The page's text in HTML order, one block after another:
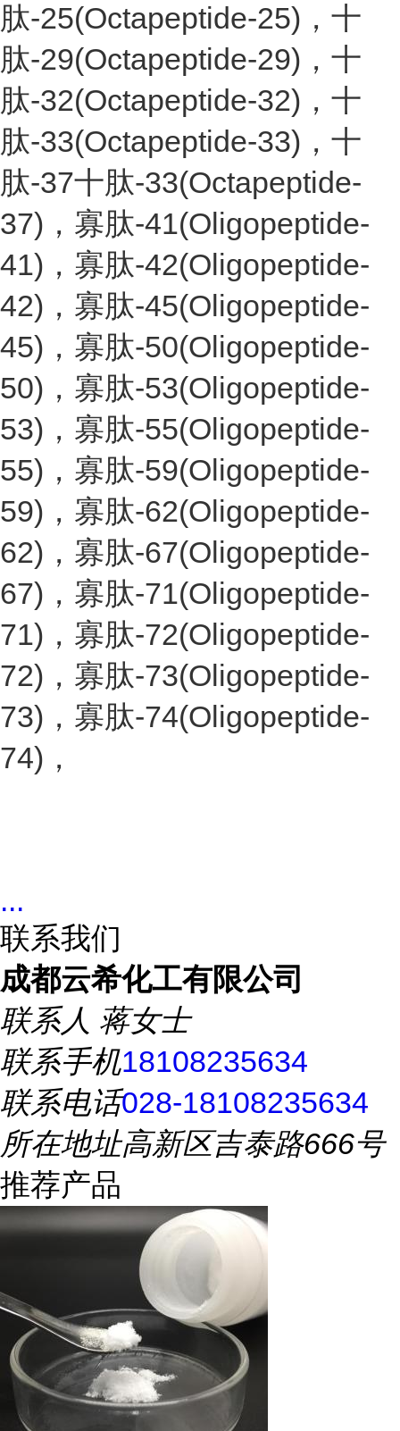
肽-25(Octapeptide-25)，十
肽-29(Octapeptide-29)，十
肽-32(Octapeptide-32)，十
肽-33(Octapeptide-33)，十
肽-37十肽-33(Octapeptide-
37)，寡肽-41(Oligopeptide-
41)，寡肽-42(Oligopeptide-
42)，寡肽-45(Oligopeptide-
45)，寡肽-50(Oligopeptide-
50)，寡肽-53(Oligopeptide-
53)，寡肽-55(Oligopeptide-
55)，寡肽-59(Oligopeptide-
59)，寡肽-62(Oligopeptide-
62)，寡肽-67(Oligopeptide-
67)，寡肽-71(Oligopeptide-
71)，寡肽-72(Oligopeptide-
72)，寡肽-73(Oligopeptide-
73)，寡肽-74(Oligopeptide-
74)，
...
联系我们
成都云希化工有限公司
联系人 蒋女士
联系手机18108235634
联系电话028-18108235634
所在地址高新区吉泰路666号
推荐产品